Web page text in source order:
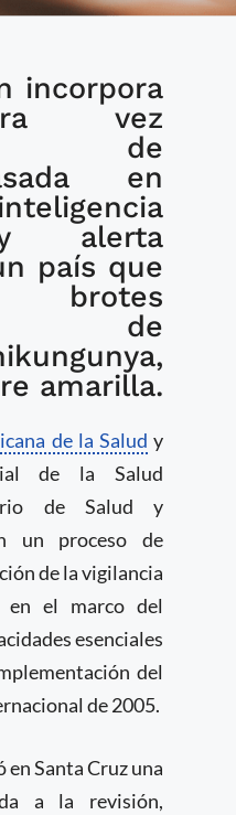
incorpora
vez
de
en
alerta
país que
de
amarilla.
de la Salud y
de la Salud
de Salud y
un proceso de
de la vigilancia
en el marco del
esenciales
del
de 2005.
en Santa Cruz una
a la revisión,